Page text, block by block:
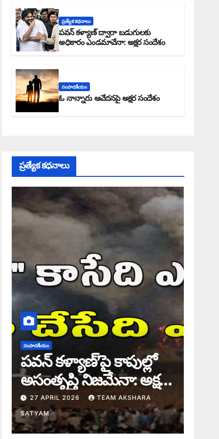
ప్రత్యేక కధనాలు
పవన్ కళ్యాణ్ ద్వారా బడుగులకు
అధికారం ఎండమావేనా: అక్షర సందేశం
సంపాదకీయం
ఓ నాన్నారు ఆవేదనపై అక్షర సందేశం
ప్రత్యేక కధనాలు
సంపాదకీయం
పవన్ కళ్యాణ్’పై కాపుల్లో
అసంతృప్తి నిజమేనా: అక్షర
సందేశం
27 APRIL 2026 TEAM AKSHARA
SATYAM